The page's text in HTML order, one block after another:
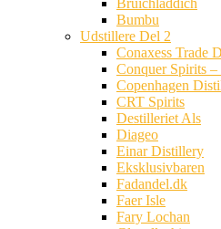
Bruichladdich
Bumbu
Udstillere Del 2
Conaxess Trade
Conquer Spirits
Copenhagen
CRT Spirits
Destilleriet Als
Diageo
Einar Distillery
Eksklusivbaren
Fadandel.dk
Faer Isle
Fary Lochan